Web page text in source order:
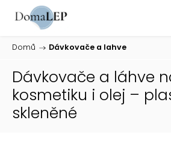
Domů / Dávkovače a lahve
Dávkovače a láhve
kosmetiku i olej –
skleněné